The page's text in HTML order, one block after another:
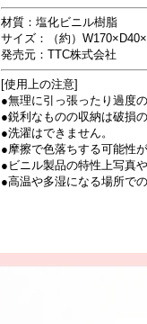
材質：塩化ビニル樹脂
サイズ：（約）
発売元：TTC株式会社
[使用上の注意]
●無理に引っ張ったり過度
●鋭利なものの収納は破損
●洗濯はできません。
●摩擦で色落ちする可能性が
●ビニル製品の特性上写真
●高温や多湿になる場所で